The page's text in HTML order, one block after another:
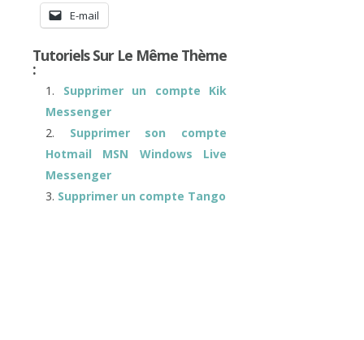
E-mail
Tutoriels Sur Le Même Thème
:
Supprimer un compte Kik
Messenger
Supprimer son compte
Hotmail MSN Windows Live
Messenger
Supprimer un compte Tango